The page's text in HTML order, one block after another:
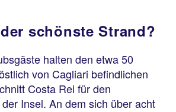
schönste Strand?
halten den etwa 50
von Cagliari befindlichen
Costa Rei für den
Insel. An dem sich über acht